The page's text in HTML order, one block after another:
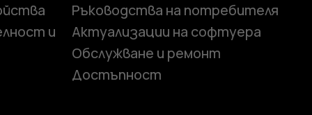
и
Ръководства на потребителя
Актуализации на софтуера
Обслужване и ремонт
Достъпност